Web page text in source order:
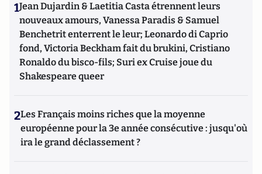
1Jean Dujardin & Laetitia Casta étrennent leurs
nouveaux amours, Vanessa Paradis & Samuel
Benchetrit enterrent le leur; Leonardo di Caprio
fond, Victoria Beckham fait du brukini, Cristiano
Ronaldo du bisco-fils; Suri ex Cruise joue du
Shakespeare queer
2Les Français moins riches que la moyenne
européenne pour la 3e année consécutive : jusqu'où
ira le grand déclassement ?